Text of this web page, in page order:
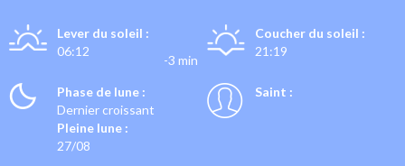
Lever du soleil :
06:12
-3 min
Coucher du soleil :
21:19
Phase de lune :
Dernier croissant
Pleine lune :
27/08
Saint :